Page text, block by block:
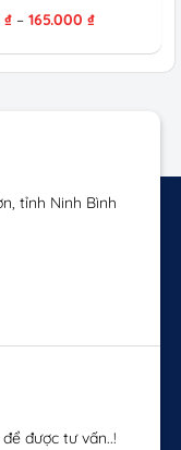
₫ – 165.000 ₫Khoảng
từ
tỉnh Ninh Bình
được tư vấn..!